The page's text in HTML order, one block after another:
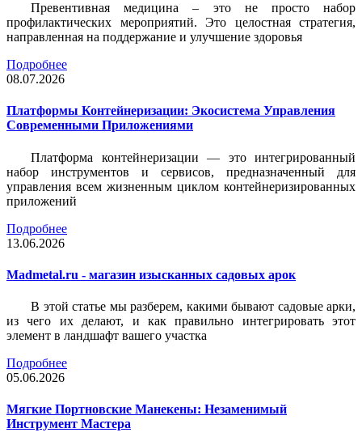
Превентивная медицина – это не просто набор
профилактических мероприятий. Это целостная стратегия,
направленная на поддержание и улучшение здоровья
Подробнее
08.07.2026
Платформы Контейнеризации: Экосистема Управления
Современными Приложениями
Платформа контейнеризации — это интегрированный
набор инструментов и сервисов, предназначенный для
управления всем жизненным циклом контейнеризированных
приложений
Подробнее
13.06.2026
Madmetal.ru - магазин изысканных садовых арок
В этой статье мы разберем, какими бывают садовые арки,
из чего их делают, и как правильно интегрировать этот
элемент в ландшафт вашего участка
Подробнее
05.06.2026
Мягкие Портновские Манекены: Незаменимый
Инструмент Мастера